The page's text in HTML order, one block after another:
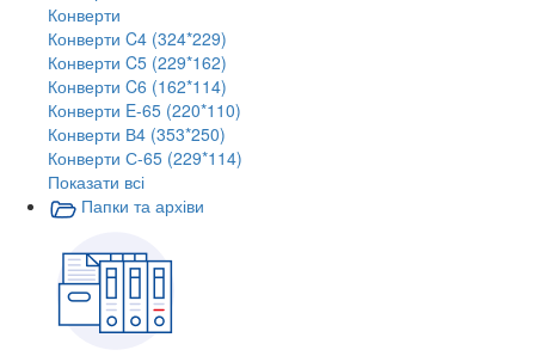
Конверти
Конверти C4 (324*229)
Конверти C5 (229*162)
Конверти C6 (162*114)
Конверти E-65 (220*110)
Конверти В4 (353*250)
Конверти С-65 (229*114)
Показати всі
Папки та архіви